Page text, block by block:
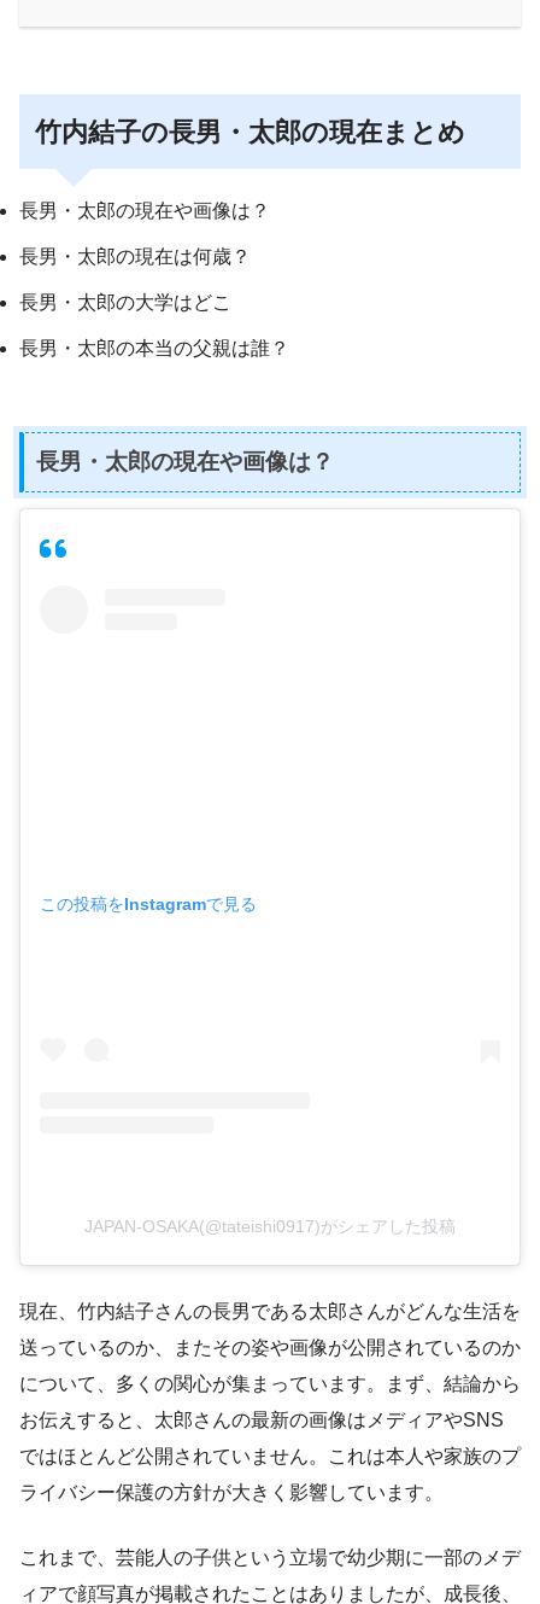
竹内結子の長男・太郎の現在まとめ
長男・太郎の現在や画像は？
長男・太郎の現在は何歳？
長男・太郎の大学はどこ
長男・太郎の本当の父親は誰？
長男・太郎の現在や画像は？
この投稿をInstagramで見る
JAPAN-OSAKA(@tateishi0917)がシェアした投稿
現在、竹内結子さんの長男である太郎さんがどんな生活を
送っているのか、またその姿や画像が公開されているのか
について、多くの関心が集まっています。まず、結論から
お伝えすると、太郎さんの最新の画像はメディアやSNS
ではほとんど公開されていません。これは本人や家族のプ
ライバシー保護の方針が大きく影響しています。
これまで、芸能人の子供という立場で幼少期に一部のメデ
ィアで顔写真が掲載されたことはありましたが、成長後、